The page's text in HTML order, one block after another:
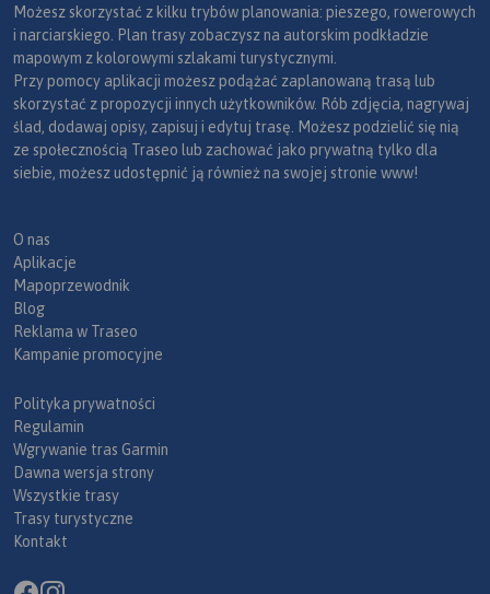
Możesz skorzystać z kilku trybów planowania: pieszego, rowerowych
i narciarskiego. Plan trasy zobaczysz na autorskim podkładzie
mapowym z kolorowymi szlakami turystycznymi.
Przy pomocy aplikacji możesz podążać zaplanowaną trasą lub
skorzystać z propozycji innych użytkowników. Rób zdjęcia, nagrywaj
ślad, dodawaj opisy, zapisuj i edytuj trasę. Możesz podzielić się nią
ze społecznością Traseo lub zachować jako prywatną tylko dla
siebie, możesz udostępnić ją również na swojej stronie www!
O nas
Aplikacje
Mapoprzewodnik
Blog
Reklama w Traseo
Kampanie promocyjne
Polityka prywatności
Regulamin
Wgrywanie tras Garmin
Dawna wersja strony
Wszystkie trasy
Trasy turystyczne
Kontakt